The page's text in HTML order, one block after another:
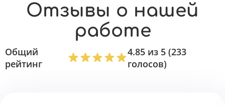
Отзывы о нашей
работе
Общий
рейтинг
4.85 из 5 (233
голосов)